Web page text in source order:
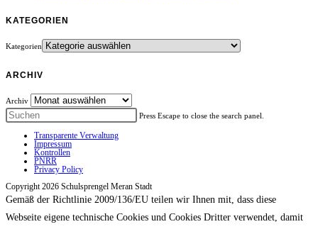
KATEGORIEN
Kategorien
ARCHIV
Archiv
Press Escape to close the search panel.
Transparente Verwaltung
Impressum
Kontrollen
PNRR
Privacy Policy
Copyright 2026 Schulsprengel Meran Stadt
Gemäß der Richtlinie 2009/136/EU teilen wir Ihnen mit, dass diese
Webseite eigene technische Cookies und Cookies Dritter verwendet, damit